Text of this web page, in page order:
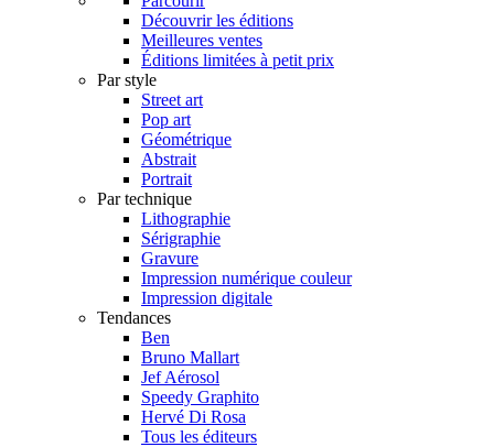
Découvrir les éditions
Meilleures ventes
Éditions limitées à petit prix
Par style
Street art
Pop art
Géométrique
Abstrait
Portrait
Par technique
Lithographie
Sérigraphie
Gravure
Impression numérique couleur
Impression digitale
Tendances
Ben
Bruno Mallart
Jef Aérosol
Speedy Graphito
Hervé Di Rosa
Tous les éditeurs